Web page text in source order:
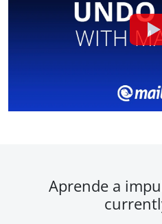
Aprende a